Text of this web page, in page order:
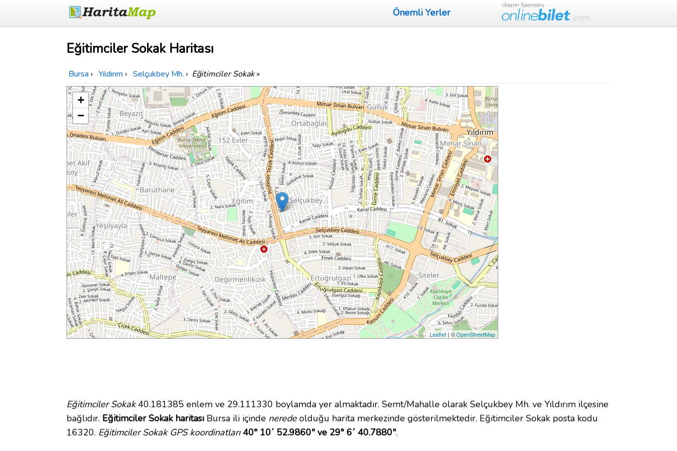
Önemli Yerler
Eğitimciler Sokak Haritası
Bursa › Yıldırım › Selçukbey Mh. › Eğitimciler Sokak»
+
−
Leaflet | ©OpenStreetMap
Eğitimciler Sokak40.181385 enlem ve 29.111330 boylamda yer almaktadır. Semt/Mahalle olarak Selçukbey Mh. ve Yıldırım ilçesine
bağlıdır. Eğitimciler Sokak haritası Bursa ili içinde neredeolduğu harita merkezinde gösterilmektedir. Eğitimciler Sokak posta kodu
16320. Eğitimciler Sokak GPS koordinatları 40° 10´ 52.9860" ve 29° 6´ 40.7880".